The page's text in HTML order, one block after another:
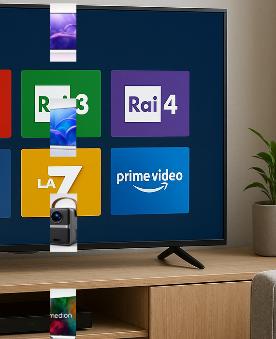
Samsung Crystal UHD 4K 55”
UE55U8090FUXZT, smart TV
Samsung Crystal UHD 4K 55”
UE55U7000FUXZT, smart TV
2025 perfetta per il salotto a
WiMiUS proiettore portatile 4K
cinema tascabile in promo su
Medion 55″ QLED 4K
MD855701, smart TV completa
con Dolby Vision e app
integrate in offerta su Amazon